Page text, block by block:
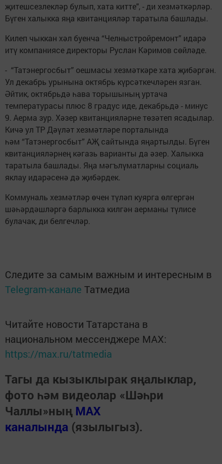
җитешсезлекләр булып, хата китте", - ди хезмәткәрләр.
Бүген халыкка яңа квитанцияләр таратыла башлады.
Килеп чыккан хәл буенча “Челныстройремонт” идарә
итү компаниясе директоры Руслан Кәримов сөйләде.
- “Татэнергосбыт” оешмасы хезмәткәре хата җибәргән.
Ул декабрь урынына октябрь күрсәткечләрен язган.
Әйтик, октябрьдә һава торышының уртача
температурасы плюс 8 градус иде, декабрьдә - минус
9. Аерма зур. Хәзер квитанцияләрне төзәтеп ясадылар.
Кичә ул ТР Дәүләт хезмәтләре порталында
һәм “Татэнергосбыт” АҖ сайтында яңартылды. Бүген
квитанцияләрнең кәгазь варианты да әзер. Халыкка
таратыла башлады. Яңа мәгълүматларны социаль
яклау идарәсенә дә җибәрдек.
Коммуналь хезмәтләр өчен түләп куярга өлгергән
шәһәрдәшләргә барлыкка килгән аерманы түлисе
булачак, ди белгечләр.
Следите за самым важным и интересным в
Telegram-канале Татмедиа
Читайте новости Татарстана в
национальном мессенджере MАХ:
https://max.ru/tatmedia
Тагы да кызыклырак яңалыклар,
фото һәм видеолар «Шәһри
Чаллы»ның MAX
каналында (язылыгыз).